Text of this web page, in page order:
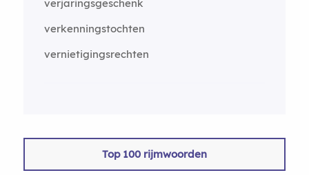
verjaringsgeschenk
verkenningstochten
vernietigingsrechten
Top 100 rijmwoorden